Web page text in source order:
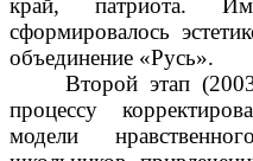
край, патриота.
сформировалось
объединение «Русь».
Второй этап
процессу
модели